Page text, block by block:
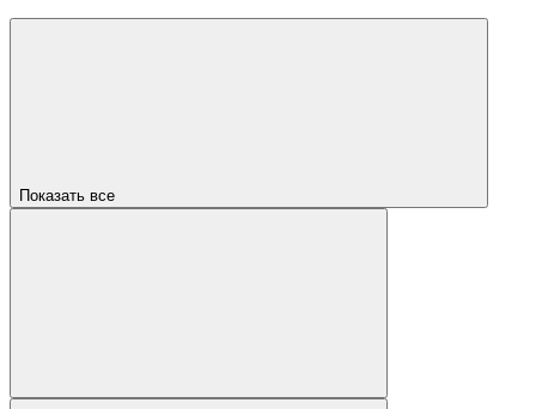
Показать все